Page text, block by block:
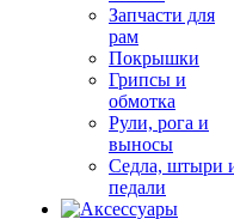
Запчасти для
рам
Покрышки
Грипсы и
обмотка
Рули, рога и
выносы
Седла, штыри
педали